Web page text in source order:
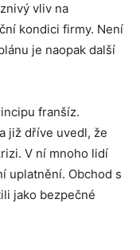
vliv na
kondici firmy. Není
je naopak další
franšíz.
již dříve uvedl, že
V ní mnoho lidí
uplatnění. Obchod s
jako bezpečné